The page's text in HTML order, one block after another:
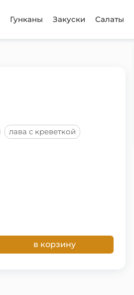
Гунканы Закуски Салаты
лава с креветкой
в корзину